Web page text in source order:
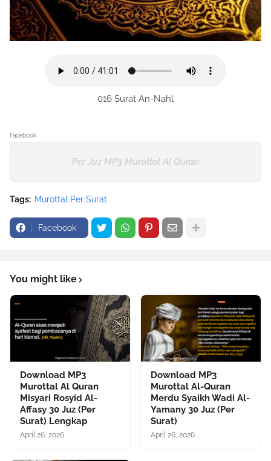
016 Surat An-Nahl
Facebook
Per Juz MP3 Murottal Al Quran
Tags: Murottal Per Surat
Facebook
You might like
Download MP3
Murottal Al Quran
Misyari Rosyid Al-
Affasy 30 Juz (Per
Surat) Lengkap
April 26, 2026
Download MP3
Murottal Al-Quran
Merdu Syaikh Wadi Al-
Yamany 30 Juz (Per
Surat)
April 26, 2026